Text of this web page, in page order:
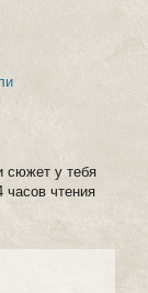
сюжет у тебя
часов чтения